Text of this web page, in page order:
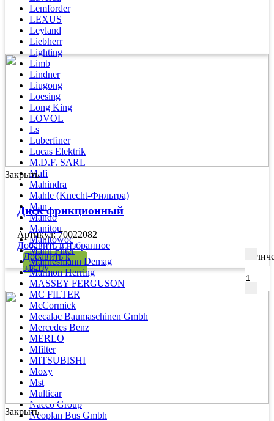
Lemforder
LEXUS
Leyland
Liebherr
Lighting
Limb
Lindner
Liugong
Loesing
Long King
LOVOL
Ls
Luberfiner
Lucas Elektrik
M.D.F. SARL
Mafi
Mahindra
Mahle (Knecht-Фильтра)
Man
Mando
Manitou
Manitowoc
Mann Filter
Mannesmann Demag
Marmon Herring
MASSEY FERGUSON
MC FILTER
McCormick
Mecalac Baumaschinen Gmbh
Mercedes Benz
MERLO
Mfilter
MITSUBISHI
Moxy
Mst
Multicar
Nacco Group
Neoplan Bus Gmbh
Закрыть
Диск фрикционный
Артикул: 70022082
Добавить в избранное
Добавить к
заказу
Закрыть